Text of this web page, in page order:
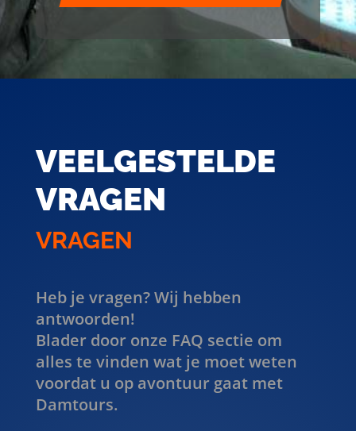
VEELGESTELDE
VRAGEN
VRAGEN
Heb je vragen? Wij hebben
antwoorden!
Blader door onze FAQ sectie om
alles te vinden wat je moet weten
voordat u op avontuur gaat met
Damtours.